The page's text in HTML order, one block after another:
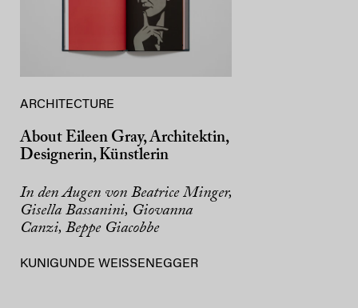
ARCHITECTURE
About Eileen Gray, Architektin,
Designerin, Künstlerin
In den Augen von Beatrice Minger,
Gisella Bassanini, Giovanna
Canzi, Beppe Giacobbe
KUNIGUNDE WEISSENEGGER